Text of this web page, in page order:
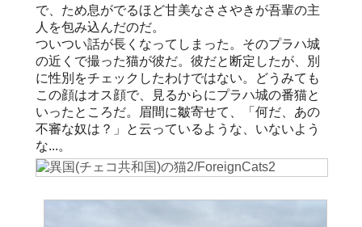
で、ため息がでるほど甘美なささやきが吾輩の主
人を包み込んだのだ。
ついつい話が長くなってしまった。そのプラハ城
の近くで撮った猫が彼だ。彼だと断定したが、別
に性別をチェックしたわけではない。どうみても
この顔はオス顔で、見るからにプラハ城の番猫と
いったところだ。眉間に皺寄せて、「何だ、あの
不審な奴は？」と云っているような、いないよう
な...。